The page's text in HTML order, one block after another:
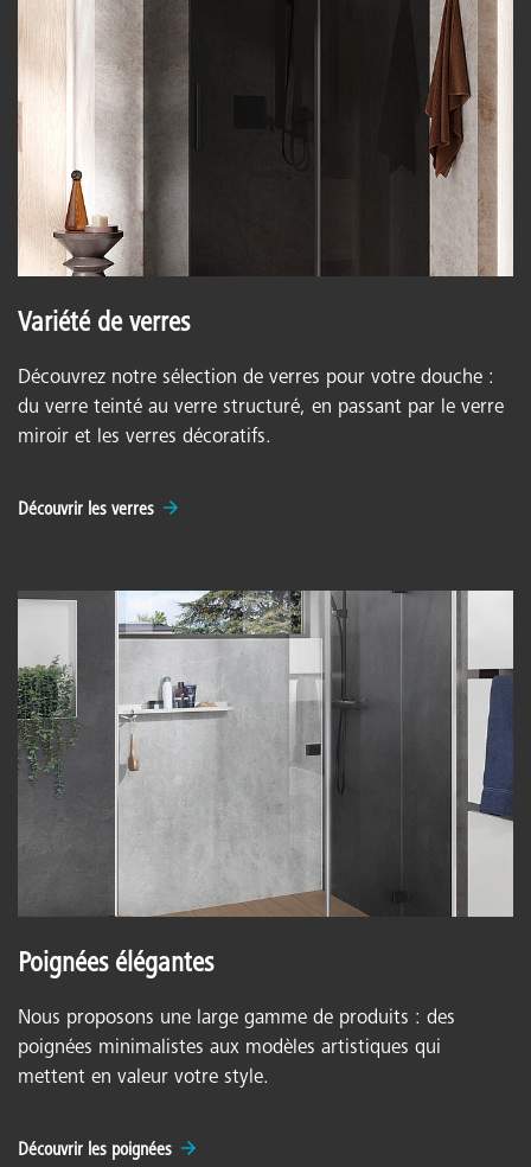
Variété de verres
Découvrez notre sélection de verres pour votre douche :
du verre teinté au verre structuré, en passant par le verre
miroir et les verres décoratifs.
Découvrir les verres
Poignées élégantes
Nous proposons une large gamme de produits : des
poignées minimalistes aux modèles artistiques qui
mettent en valeur votre style.
Découvrir les poignées